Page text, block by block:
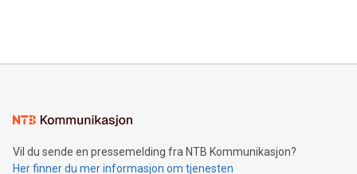
Vil du sende en pressemelding fra NTB Kommunikasjon?
Her finner du mer informasjon om tjenesten